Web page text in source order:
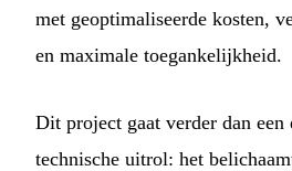
met geoptimaliseerde kosten,
en maximale toegankelijkheid.
Dit project gaat verder dan een
technische uitrol: het